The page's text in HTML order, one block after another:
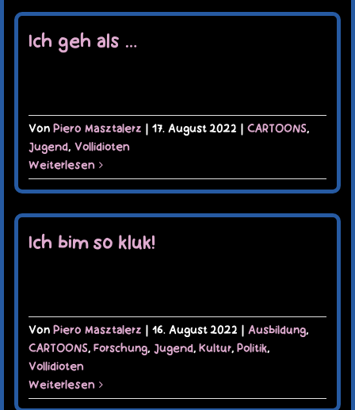
Ich geh als …
Von Piero Masztalerz | 17. August 2022 | CARTOONS,
Jugend, Vollidioten
Weiterlesen
Ich bim so kluk!
Von Piero Masztalerz | 16. August 2022 | Ausbildung,
CARTOONS, Forschung, Jugend, Kultur, Politik,
Vollidioten
Weiterlesen